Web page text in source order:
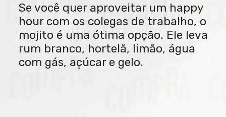
Se você quer aproveitar um happy
hour com os colegas de trabalho, o
mojito é uma ótima opção. Ele leva
rum branco, hortelã, limão, água
com gás, açúcar e gelo.